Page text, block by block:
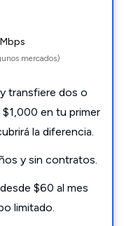
mercados)
transfiere dos o
$1,000 en tu primer
la diferencia.
y sin contratos.
$60 al mes
limitado.